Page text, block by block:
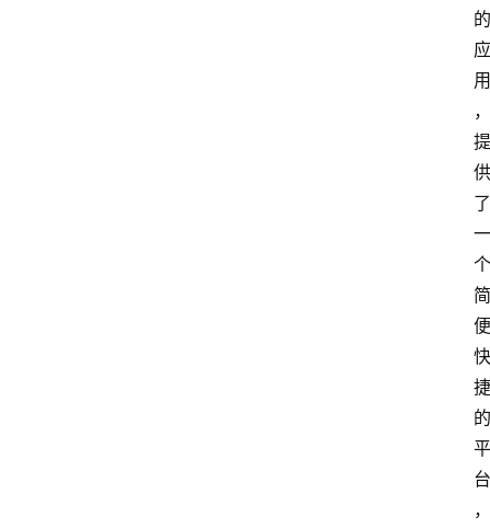
的
应
用
，
提
供
了
一
个
简
便
快
捷
的
平
台
，